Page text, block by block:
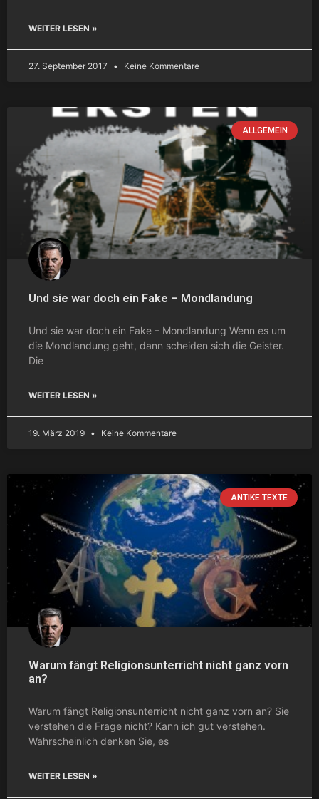
WEITER LESEN »
27. September 2017 Keine Kommentare
ALLGEMEIN
Und sie war doch ein Fake – Mondlandung
Und sie war doch ein Fake – Mondlandung Wenn es um
die Mondlandung geht, dann scheiden sich die Geister.
Die
WEITER LESEN »
19. März 2019 Keine Kommentare
ANTIKE TEXTE
Warum fängt Religionsunterricht nicht ganz vorn
an?
Warum fängt Religionsunterricht nicht ganz vorn an? Sie
verstehen die Frage nicht? Kann ich gut verstehen.
Wahrscheinlich denken Sie, es
WEITER LESEN »